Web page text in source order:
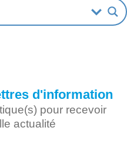
d'information
pour recevoir
actualité